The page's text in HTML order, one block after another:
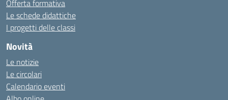
Offerta formativa
Le schede didattiche
I progetti delle classi
Novità
Le notizie
Le circolari
Calendario eventi